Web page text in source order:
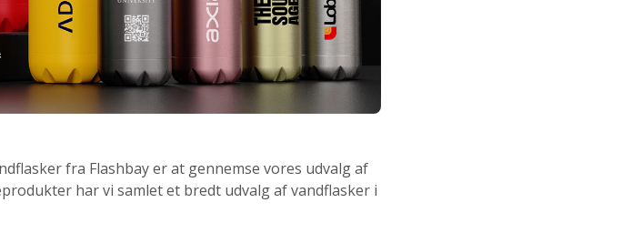
fra Flashbay er at gennemse vores udvalg af
har vi samlet et bredt udvalg af vandflasker i